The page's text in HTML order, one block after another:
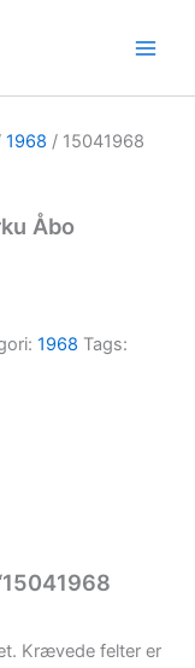
1968 / 15041968
Åbo
1968 Tags:
Krævede felter er